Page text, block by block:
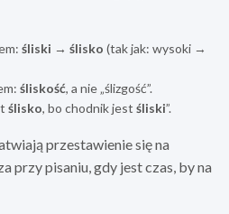
śliski → ślisko (tak jak: wysoki →
śliskość, a nie „ślizgość”.
ślisko, bo chodnik jest śliski”.
przestawienie się na
przy pisaniu, gdy jest czas, by na